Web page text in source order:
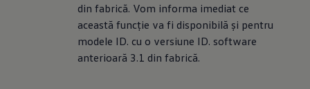
din fabrică. Vom informa imediat ce
această funcție va fi disponibilă și pentru
modele ID. cu o versiune ID. software
anterioară 3.1 din fabrică.